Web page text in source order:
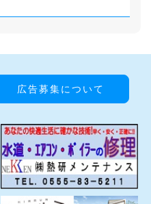
広告募集について